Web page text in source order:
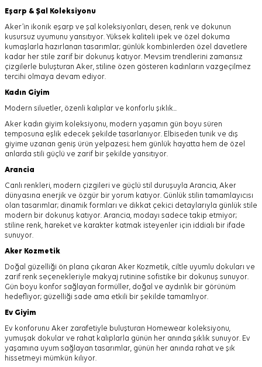
Eşarp & Şal Koleksiyonu
Aker’in ikonik eşarp ve şal koleksiyonları, desen, renk ve dokunun
kusursuz uyumunu yansıtıyor. Yüksek kaliteli ipek ve özel dokuma
kumaşlarla hazırlanan tasarımlar; günlük kombinlerden özel davetlere
kadar her stile zarif bir dokunuş katıyor. Mevsim trendlerini zamansız
çizgilerle buluşturan Aker, stiline özen gösteren kadınların vazgeçilmez
tercihi olmaya devam ediyor.
Kadın Giyim
Modern siluetler, özenli kalıplar ve konforlu şıklık...
Aker kadın giyim koleksiyonu, modern yaşamın gün boyu süren
temposuna eşlik edecek şekilde tasarlanıyor. Elbiseden tunik ve dış
giyime uzanan geniş ürün yelpazesi; hem günlük hayatta hem de özel
anlarda stili güçlü ve zarif bir şekilde yansıtıyor.
Arancia
Canlı renkleri, modern çizgileri ve güçlü stil duruşuyla Arancia, Aker
dünyasına enerjik ve özgür bir yorum katıyor. Günlük stilin tamamlayıcısı
olan tasarımlar; dinamik formları ve dikkat çekici detaylarıyla günlük stile
modern bir dokunuş katıyor. Arancia, modayı sadece takip etmiyor;
stiline renk, hareket ve karakter katmak isteyenler için iddialı bir ifade
sunuyor.
Aker Kozmetik
Doğal güzelliği ön plana çıkaran Aker Kozmetik, ciltle uyumlu dokuları ve
zarif renk seçenekleriyle makyaj rutinine sofistike bir dokunuş sunuyor.
Gün boyu konfor sağlayan formüller, doğal ve aydınlık bir görünüm
hedefliyor; güzelliği sade ama etkili bir şekilde tamamlıyor.
Ev Giyim
Ev konforunu Aker zarafetiyle buluşturan Homewear koleksiyonu,
yumuşak dokular ve rahat kalıplarla günün her anında şıklık sunuyor. Ev
yaşamına uyum sağlayan tasarımlar, günün her anında rahat ve şık
hissetmeyi mümkün kılıyor.